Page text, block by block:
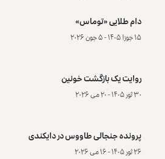
دام طلایی «توماس»
۱۵ جوزا ۱۴۰۵ - ۵ جون ۲۰۲۶
روایت یک بازگشت خونین
۳۰ ثور ۱۴۰۵ - ۲۰ می ۲۰۲۶
پرونده‌ جنجالی طاووس در دایکندی
۲۶ ثور ۱۴۰۵ - ۱۶ می ۲۰۲۶